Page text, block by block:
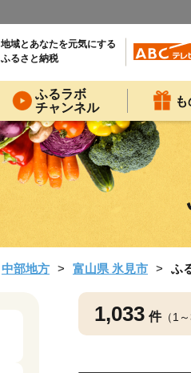
地域とあなたを元気にする
ふるさと納税
ふるラボ
チャンネル
中部地方 富山県 氷見市 ふ
1,033 件（1～